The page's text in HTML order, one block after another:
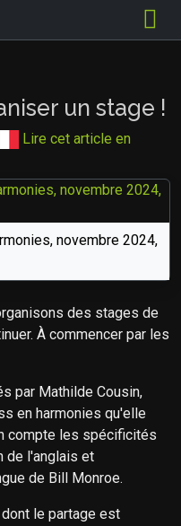
un stage !
Lire cet article en
novembre 2024,
des stages de
À commencer par les
par Mathilde Cousin,
en harmonies qu'elle
compte les spécificités
de l'anglais et
de Bill Monroe.
le partage est